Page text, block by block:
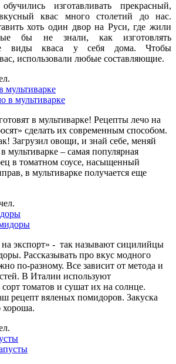
изготавливать прекрасный,
квас много столетий до нас.
хоть один двор на Руси, где жили
бы не знали, как изготовлять
виды кваса у себя дома. Чтобы
использовали любые составляющие.
мультиварке
в мультиварке! Рецепты лечо на
сделать их современным способом.
Загрузил овощи, и знай себе, меняй
мультиварке – самая популярная
в томатном соусе, насыщенный
в мультиварке получается еще
на экспорт» - так называют сицилийцы
Рассказывать про вкус модного
по-разному. Все зависит от метода и
В Италии используют
томатов и сушат их на солнце.
рецепт вяленых помидоров. Закуска
хороша.